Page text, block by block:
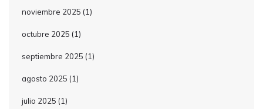
noviembre 2025 (1)
octubre 2025 (1)
septiembre 2025 (1)
agosto 2025 (1)
julio 2025 (1)